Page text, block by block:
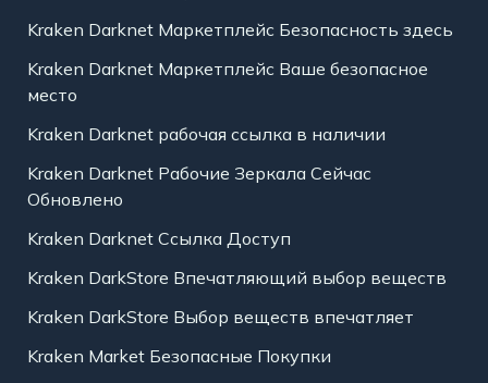
Kraken Darknet Маркетплейс Безопасность здесь
Kraken Darknet Маркетплейс Ваше безопасное
место
Kraken Darknet рабочая ссылка в наличии
Kraken Darknet Рабочие Зеркала Сейчас
Обновлено
Kraken Darknet Ссылка Доступ
Kraken DarkStore Впечатляющий выбор веществ
Kraken DarkStore Выбор веществ впечатляет
Kraken Market Безопасные Покупки